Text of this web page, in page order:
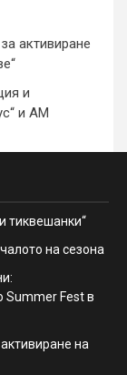
активиране
и
и АМ
тиквешанки“
на сезона
Summer Fest в
на